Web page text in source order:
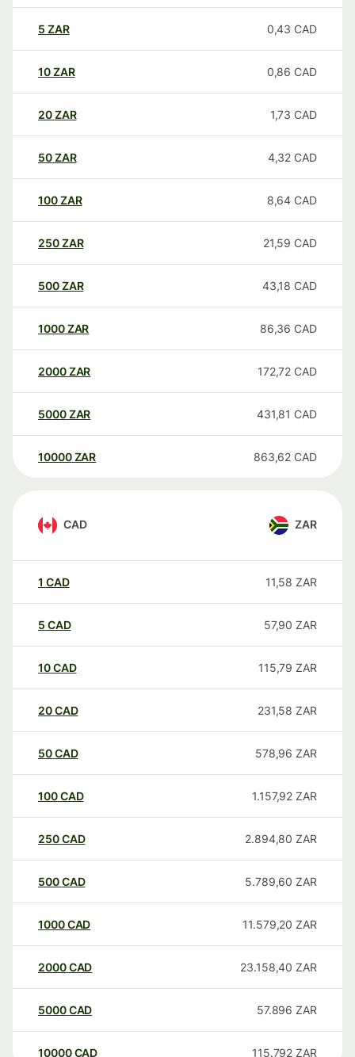
5 ZAR 0,43 CAD
10ZAR 0,86 CAD
20ZAR 1,73 CAD
50ZAR 4,32 CAD
100ZAR 8,64 CAD
250ZAR 21,59 CAD
500ZAR 43,18 CAD
1000ZAR 86,36 CAD
2000ZAR 172,72 CAD
5000ZAR 431,81 CAD
10000 ZAR 863,62 CAD
CAD ZAR
1 CAD 11,58 ZAR
5 CAD 57,90 ZAR
10CAD 115,79 ZAR
20CAD 231,58 ZAR
50CAD 578,96 ZAR
100CAD 1.157,92 ZAR
250CAD 2.894,80 ZAR
500CAD 5.789,60 ZAR
1000CAD 11.579,20 ZAR
2000CAD 23.158,40 ZAR
5000CAD 57.896 ZAR
10000 CAD 115.792 ZAR